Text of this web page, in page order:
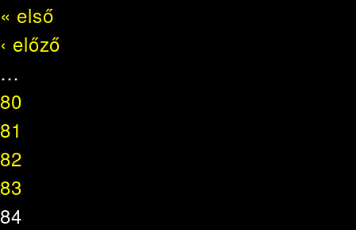
« első
‹ előző
…
80
81
82
83
84